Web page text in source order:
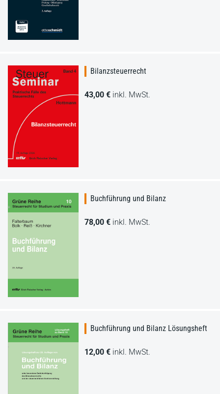
Bilanzsteuerrecht
43,00 € inkl. MwSt.
Buchführung und Bilanz
78,00 € inkl. MwSt.
Buchführung und Bilanz Lösungsheft
12,00 € inkl. MwSt.